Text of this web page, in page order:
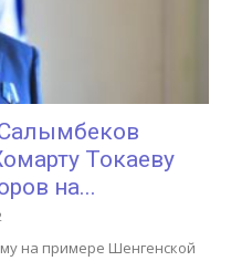
Токаеву
на...
на примере Шенгенской